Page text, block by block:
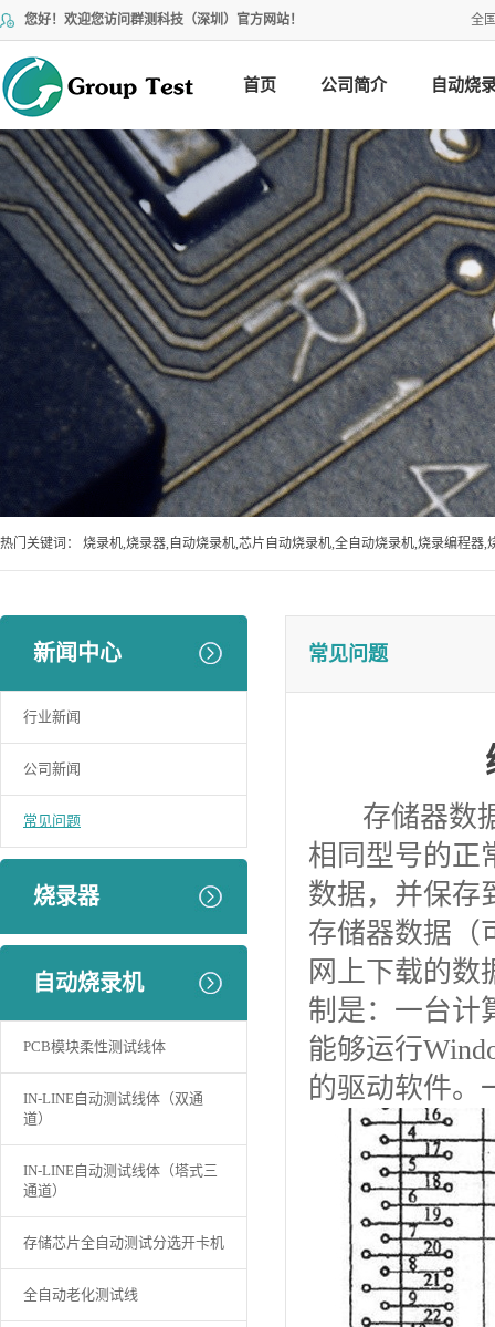
您好！欢迎您访问群测科技（深圳）官方网站！ 全
首页 公司简介 自动烧
热门关键词： 烧录机,烧录器,自动烧录机,芯片自动烧录机,全自动烧录机,烧录编程器,
新闻中心
行业新闻
公司新闻
常见问题
烧录器
自动烧录机
PCB模块柔性测试线体
IN-LINE自动测试线体（双通
道）
IN-LINE自动测试线体（塔式三
通道）
存储芯片全自动测试分选开卡机
全自动老化测试线
常见问题
存储器数据
相同型号的正
数据，并保存
存储器数据（
网上下载的数
制是：一台计
能够运行
的驱动软件。